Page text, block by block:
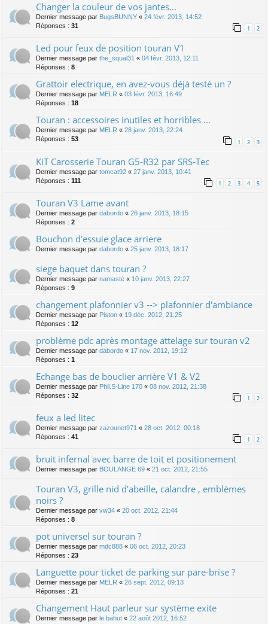
Changer la couleur de vos jantes...
Dernier message par BugsBUNNY « 24 févr. 2013, 14:52
Réponses : 31 1 2
Led pour feux de position touran V1
Dernier message par the_squal31 « 04 févr. 2013, 12:11
Réponses : 8
Grattoir electrique, en avez-vous déjà testé un ?
Dernier message par MELR « 03 févr. 2013, 16:49
Réponses : 18
Touran : accessoires inutiles et horribles ...
Dernier message par MELR « 28 janv. 2013, 22:24
Réponses : 53 1 2 3
KiT Carosserie Touran G5-R32 par SRS-Tec
Dernier message par tomcat92 « 27 janv. 2013, 10:41
Réponses : 111 1 2 3 4 5
Touran V3 Lame avant
Dernier message par dabordo « 26 janv. 2013, 18:15
Réponses : 2
Bouchon d'essuie glace arriere
Dernier message par dabordo « 25 janv. 2013, 18:17
siege baquet dans touran ?
Dernier message par namasté « 10 janv. 2013, 22:27
Réponses : 9
changement plafonnier v3 --> plafonnier d'ambiance
Dernier message par Piston « 19 déc. 2012, 21:25
Réponses : 12
problème pdc après montage attelage sur touran v2
Dernier message par dabordo « 17 nov. 2012, 19:12
Réponses : 1
Echange bas de bouclier arrière V1 & V2
Dernier message par Phil.S-Line 170 « 08 nov. 2012, 21:38
Réponses : 32 1 2
feux a led litec
Dernier message par zazounet971 « 28 oct. 2012, 00:18
Réponses : 41 1 2
bruit infernal avec barre de toit et positionement
Dernier message par BOULANGE 69 « 21 oct. 2012, 21:55
Touran V3, grille nid d'abeille, calandre , emblèmes
noirs ?
Dernier message par vw34 « 20 oct. 2012, 21:44
Réponses : 8
pot universel sur touran ?
Dernier message par mdc888 « 06 oct. 2012, 20:23
Réponses : 23
Languette pour ticket de parking sur pare-brise ?
Dernier message par MELR « 26 sept. 2012, 09:13
Réponses : 21
Changement Haut parleur sur système exite
Dernier message par le bahut « 22 août 2012, 16:52